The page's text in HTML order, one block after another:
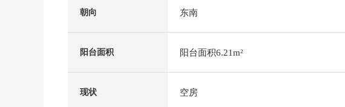
朝向 东南
阳台面积 阳台面积6.21m²
现状 空房